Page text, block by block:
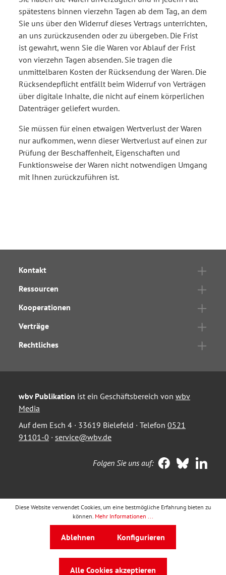
spätestens binnen vierzehn Tagen ab dem Tag, an dem
Sie uns über den Widerruf dieses Vertrags unterrichten,
an uns zurückzusenden oder zu übergeben. Die Frist
ist gewahrt, wenn Sie die Waren vor Ablauf der Frist
von vierzehn Tagen absenden. Sie tragen die
unmittelbaren Kosten der Rücksendung der Waren. Die
Rücksendepflicht entfällt beim Widerruf von Verträgen
über digitale Inhalte, die nicht auf einem körperlichen
Datenträger geliefert wurden.
Sie müssen für einen etwaigen Wertverlust der Waren
nur aufkommen, wenn dieser Wertverlust auf einen zur
Prüfung der Beschaffenheit, Eigenschaften und
Funktionsweise der Waren nicht notwendigen Umgang
mit Ihnen zurückzuführen ist.
Kontakt
Ressourcen
Kooperationen
Verträge
Rechtliches
wbv Publikation ist ein Geschäftsbereich von wbv
Media
Auf dem Esch 4 · 33619 Bielefeld · Telefon 0521
91101-0 · service@wbv.de
Folgen Sie uns auf:
Diese Website verwendet Cookies, um eine bestmögliche Erfahrung bieten zu
können. Mehr Informationen ...
Ablehnen Konfigurieren
Alle Cookies akzeptieren